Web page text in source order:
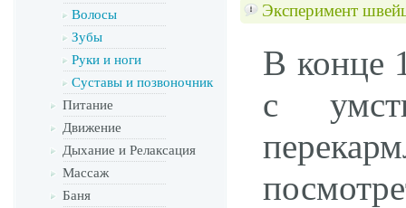
Волосы
Зубы
Руки и ноги
Суставы и позвоночник
Питание
Движение
Дыхание и Релаксация
Массаж
Баня
Эксперимент
В конце
с